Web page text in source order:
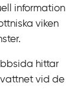
information
viken
hittar
vid de